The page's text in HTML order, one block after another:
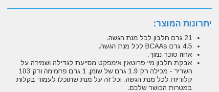
יתרונות המוצר:
21 גרם חלבון לכל מנת הגשה.
4.5 גרם BCAAs לכל מנת הגשה.
אחוז סוכר נמוך.
אבקת חלבון מיי פרוטאין אימפקט מסייעת לגדילה ושמירה על
השריר - מכילה רק 1.9 גרם של שומן, 1 גרם פחמימה ורק 103
קלוריות לכל מנת הגשה. וכל זה על מנת שתוכלו לעמוד בקלות
במטרות הכושר שלכם.